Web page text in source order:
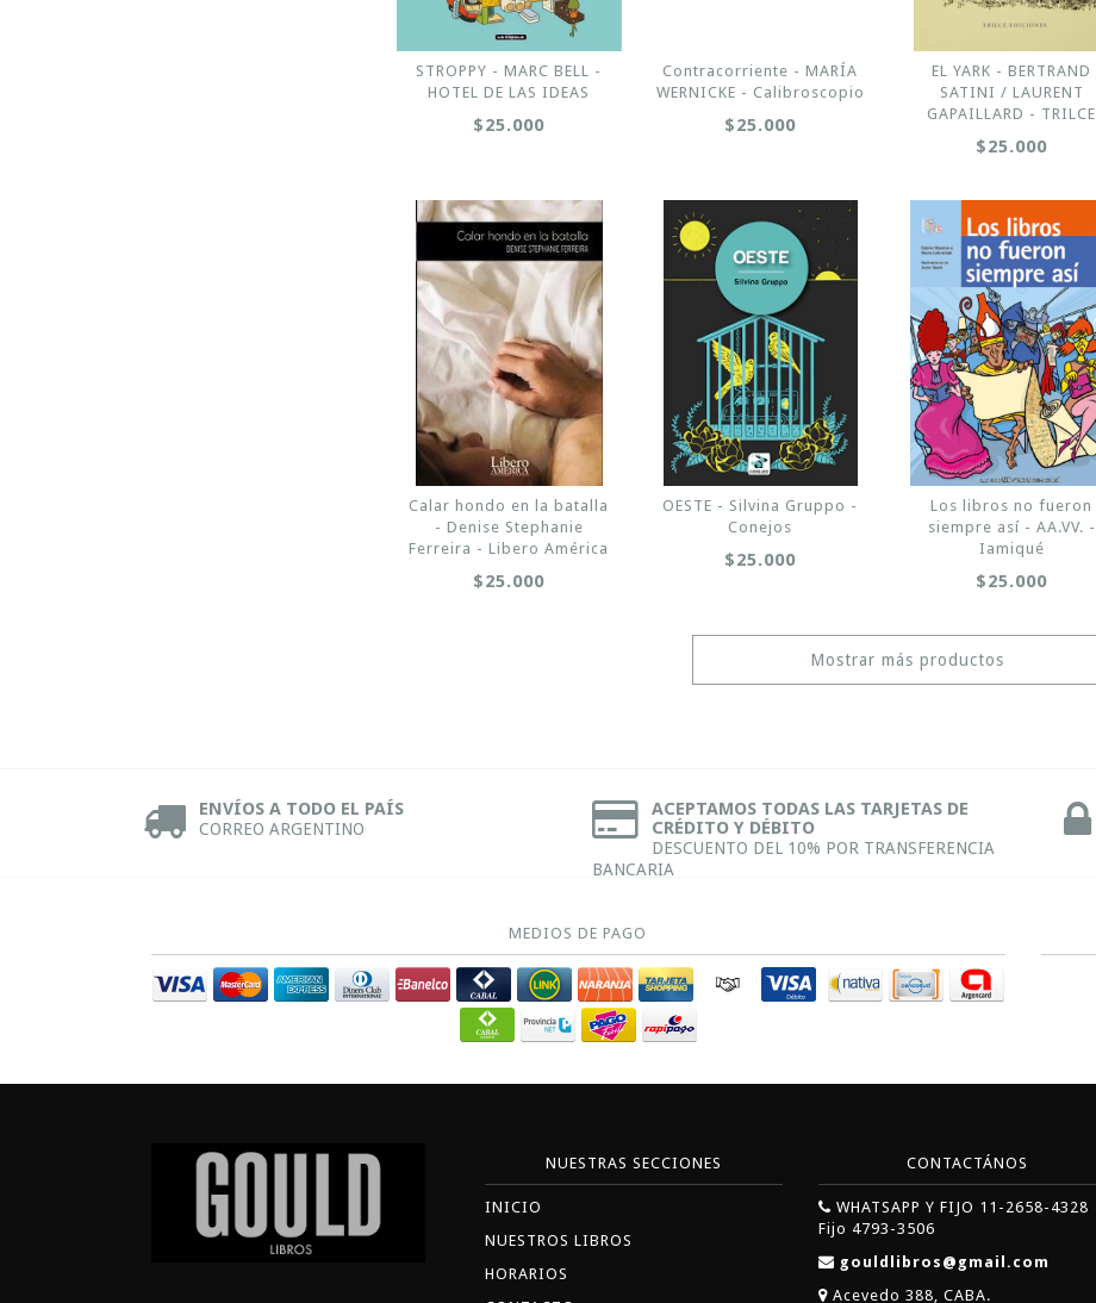
STROPPY - MARC BELL -
HOTEL DE LAS IDEAS
$25.000
Contracorriente - MARÍA
WERNICKE - Calibroscopio
$25.000
EL YARK - BERTRAND
SATINI / LAURENT
GAPAILLARD - TRILCE
$25.000
Calar hondo en la batalla
- Denise Stephanie
Ferreira - Libero América
$25.000
OESTE - Silvina Gruppo -
Conejos
$25.000
Los libros no fueron
siempre así - AA.VV. -
Iamiqué
$25.000
Mostrar más productos
ENVÍOS A TODO EL PAÍS
CORREO ARGENTINO
ACEPTAMOS TODAS LAS TARJETAS DE
CRÉDITO Y DÉBITO
DESCUENTO DEL 10% POR TRANSFERENCIA
BANCARIA
MEDIOS DE PAGO
NUESTRAS SECCIONES
INICIO
NUESTROS LIBROS
HORARIOS
CONTACTÁNOS
WHATSAPP Y FIJO 11-2658-4328
Fijo 4793-3506
gouldlibros@gmail.com
Acevedo 388, CABA.